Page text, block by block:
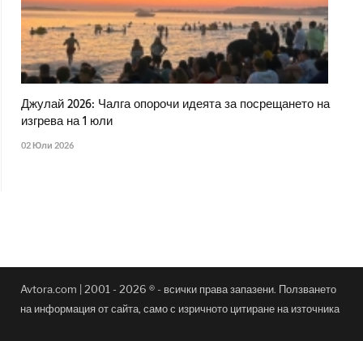
Джулай 2026: Чалга опорочи идеята за посрещането на
изгрева на 1 юли
02 Юли 2026
Avtora.com | 2001 - 2026 ® - всички права запазени. Ползването
на информация от сайта, само с изричното цитиране на източника